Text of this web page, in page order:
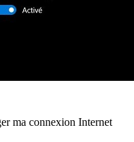
ma connexion Internet